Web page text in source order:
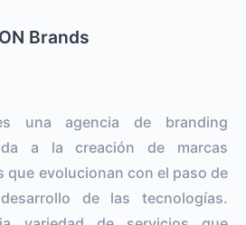
Brands
una agencia de branding
a la creación de marcas
que evolucionan con el paso de
de las tecnologías.